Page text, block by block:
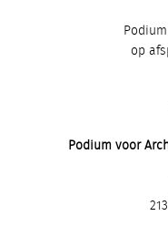
op
Podium voor